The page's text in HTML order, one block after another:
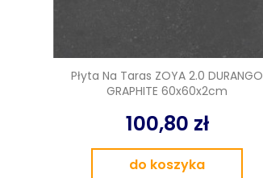
Płyta Na Taras ZOYA 2.0 DURANGO
GRAPHITE 60x60x2cm
100,80 zł
do koszyka